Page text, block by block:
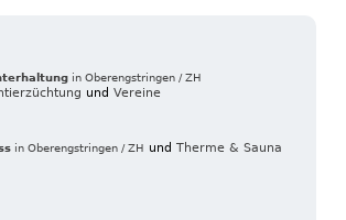
in Oberengstringen / ZH
und Vereine
in Oberengstringen / ZH und Therme & Sauna